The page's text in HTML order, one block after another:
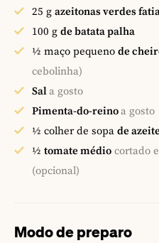
25 g azeitonas verdes
100 g de batata palha
½ maço pequeno de
cebolinha)
Sala gosto
Pimenta-do-reinoa gosto
½ colher de sopa de
½ tomate médio cortado
(opcional)
Modo de preparo